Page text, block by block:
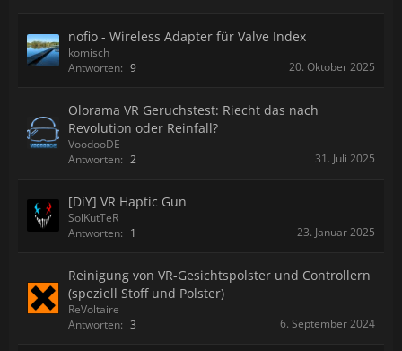
nofio - Wireless Adapter für Valve Index
komisch
Antworten: 9 20. Oktober 2025
Olorama VR Geruchstest: Riecht das nach
Revolution oder Reinfall?
VoodooDE
Antworten: 2 31. Juli 2025
[DiY] VR Haptic Gun
SolKutTeR
Antworten: 1 23. Januar 2025
Reinigung von VR-Gesichtspolster und Controllern
(speziell Stoff und Polster)
ReVoltaire
Antworten: 3 6. September 2024